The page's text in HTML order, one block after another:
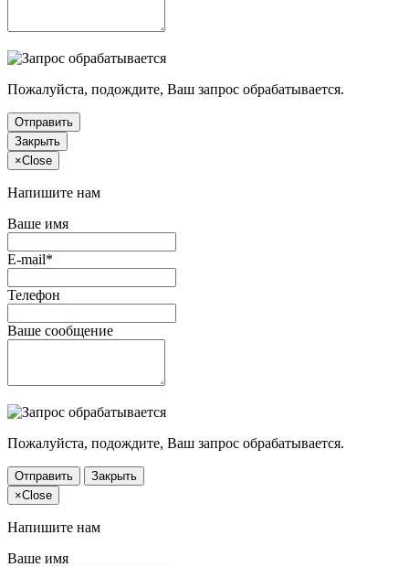
Пожалуйста, подождите, Ваш запрос обрабатывается.
Отправить
Закрыть
×Close
Напишите нам
Ваше имя
E-mail*
Телефон
Ваше сообщение
Пожалуйста, подождите, Ваш запрос обрабатывается.
Отправить
Закрыть
×Close
Напишите нам
Ваше имя